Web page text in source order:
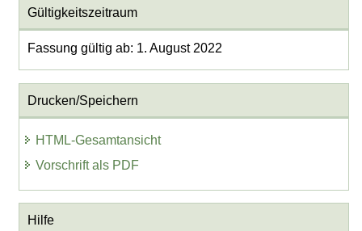
Gültigkeitszeitraum
Fassung gültig ab: 1. August 2022
Drucken/Speichern
HTML-Gesamtansicht
Vorschrift als PDF
Hilfe